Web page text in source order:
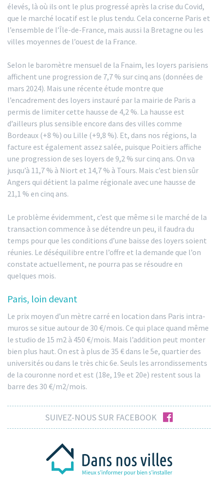
élevés, là où ils ont le plus progressé après la crise du Covid,
que le marché locatif est le plus tendu. Cela concerne Paris et
l’ensemble de l’Île-de-France, mais aussi la Bretagne ou les
villes moyennes de l’ouest de la France.
Selon le baromètre mensuel de la Fnaim, les loyers parisiens
affichent une progression de 7,7 % sur cinq ans (données de
mars 2024). Mais une récente étude montre que
l’encadrement des loyers instauré par la mairie de Paris a
permis de limiter cette hausse de 4,2 %. La hausse est
d’ailleurs plus sensible encore dans des villes comme
Bordeaux (+8 %) ou Lille (+9,8 %). Et, dans nos régions, la
facture est également assez salée, puisque Poitiers affiche
une progression de ses loyers de 9,2 % sur cinq ans. On va
jusqu’à 11,7 % à Niort et 14,7 % à Tours. Mais c’est bien sûr
Angers qui détient la palme régionale avec une hausse de
21,1 % en cinq ans.
Le problème évidemment, c’est que même si le marché de la
transaction commence à se détendre un peu, il faudra du
temps pour que les conditions d’une baisse des loyers soient
réunies. Le déséquilibre entre l’offre et la demande que l’on
constate actuellement, ne pourra pas se résoudre en
quelques mois.
Paris, loin devant
Le prix moyen d’un mètre carré en location dans Paris intra-
muros se situe autour de 30 €/mois. Ce qui place quand même
le studio de 15 m2 à 450 €/mois. Mais l’addition peut monter
bien plus haut. On est à plus de 35 € dans le 5e, quartier des
universités ou dans le très chic 6e. Seuls les arrondissements
de la couronne nord et est (18e, 19e et 20e) restent sous la
barre des 30 €/m2/mois.
SUIVEZ-NOUS SUR FACEBOOK facebook